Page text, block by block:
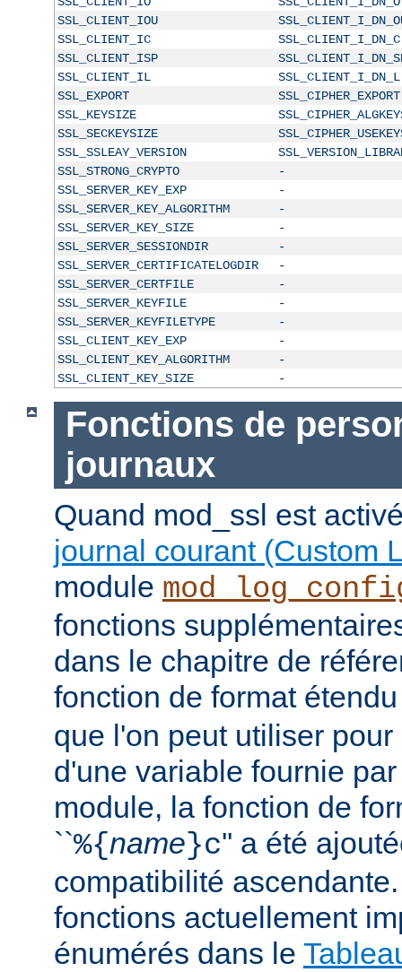
SSL_CLIENT_IOU
SSL_CLIENT_IC
SSL_CLIENT_I_DN_C
SSL_CLIENT_ISP
SSL_CLIENT_IL
SSL_CLIENT_I_DN_L
SSL_EXPORT
SSL_CIPHER_EXPORT
SSL_KEYSIZE
SSL_SECKEYSIZE
SSL_SSLEAY_VERSION
SSL_STRONG_CRYPTO
-
SSL_SERVER_KEY_EXP
-
SSL_SERVER_KEY_ALGORITHM
-
SSL_SERVER_KEY_SIZE
-
SSL_SERVER_SESSIONDIR
-
SSL_SERVER_CERTIFICATELOGDIR
-
SSL_SERVER_CERTFILE
-
SSL_SERVER_KEYFILE
-
SSL_SERVER_KEYFILETYPE
-
SSL_CLIENT_KEY_EXP
-
SSL_CLIENT_KEY_ALGORITHM
-
SSL_CLIENT_KEY_SIZE
-
Fonctions de
journaux
Quand mod_ssl est
journal courant (Custom
module
fonctions
dans le chapitre de
fonction de format
que l'on peut utiliser
d'une variable fournie
module, la fonction de
``%{name}c'' a été
compatibilité
fonctions actuellement
énumérés dans le